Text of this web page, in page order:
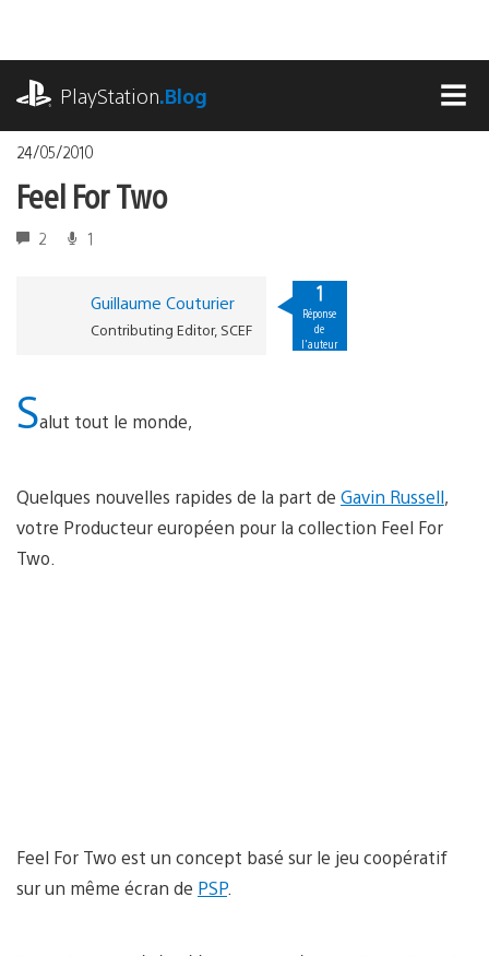
contenu
PlayStation.Blog
24/05/2010
Feel For Two
2 1
Guillaume Couturier
Contributing Editor, SCEF
1
Réponse
de
l'auteur
Salut tout le monde,
Quelques nouvelles rapides de la part de Gavin Russell,
votre Producteur européen pour la collection Feel For
Two.
Feel For Two est un concept basé sur le jeu coopératif
sur un même écran de PSP.